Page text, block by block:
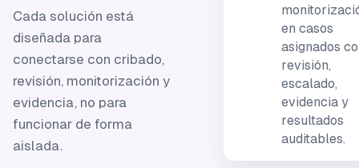
Cada solución está
diseñada para
conectarse con cribado,
revisión, monitorización y
evidencia, no para
funcionar de forma
aislada.
en casos
asignados
revisión,
escalado,
evidencia y
resultados
auditables.